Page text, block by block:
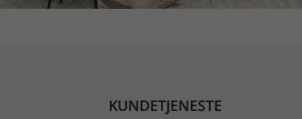
KUNDETJENESTE